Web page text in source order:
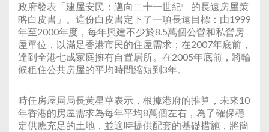
政府發表「建屋安民：邁向二十一世紀﹂的長遠房屋策
略白皮書」。這份白皮書定下了一項長遠目標：由1999
年至2000年度，每年興建不少於8.5萬個公營和私營房
屋單位，以滿足香港市民的住屋需求；在2007年底前，
達到全港七成家庭擁有自置居所。在2005年底前，將輪
候租住公共房屋的平均時間縮短到3年。
時任房屋局局長黃星華表示，根據港府的推算，未來10
年香港的房屋需求為每年平均8萬個左右，為了確保穩
定供應充足的土地，並適時提供配套的基礎措施，將簡